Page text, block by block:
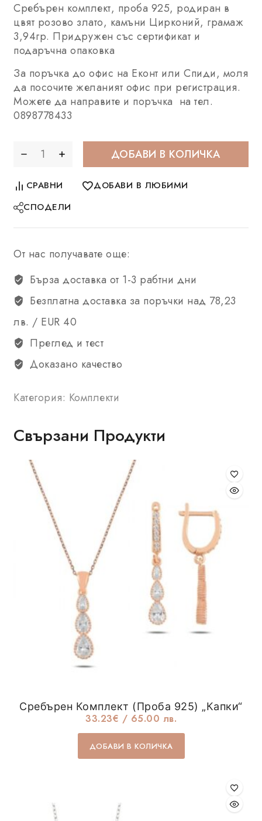
Сребърен комплект, проба 925, родиран в
цвят розово злато, камъни Цирконий, грамаж
3,94гр. Придружен със сертификат и
подаръчна опаковка
За поръчка до офис на Еконт или Спиди, моля
да посочите желаният офис при регистрация.
Можете да направите и поръчка на тел.
0898778433
ДОБАВИ В КОЛИЧКА
СРАВНИ
ДОБАВИ В ЛЮБИМИ
СПОДЕЛИ
От нас получавате още:
Бърза доставка от 1-3 рабтни дни
Безплатна доставка за поръчки над 78,23
лв. / EUR 40
Преглед и тест
Доказано качество
Категория: Комплекти
Свързани Продукти
Сребърен Комплект (проба 925) „Капки“
33.23€ / 65.00 лв.
ДОБАВИ В КОЛИЧКА